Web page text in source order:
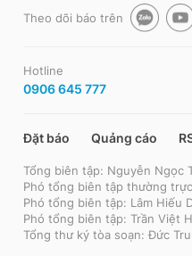
Theo dõi báo trên
Hotline
0906 645 777
Đặt báo Quảng cáo
Tổng biên tập: Nguyễn Ngọc
Phó tổng biên tập thường
Phó tổng biên tập: Lâm Hiếu
Phó tổng biên tập: Trần Việt
Tổng thư ký tòa soạn: Đức